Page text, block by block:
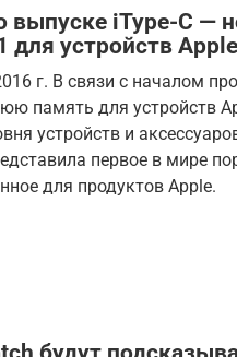
выпуске iType-C —
для устройств Apple
г. В связи с началом
память для устройств
устройств и
первое в мире
для продуктов Apple.